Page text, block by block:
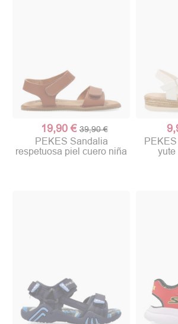
19,90 € 39,90 €
PEKES Sandalia
respetuosa piel cuero niña
yute